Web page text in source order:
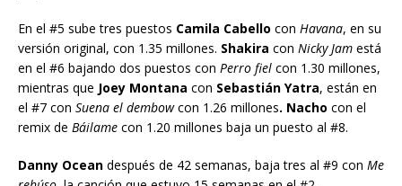
En el #5 sube tres puestos Camila Cabello con Havana, en su
versión original, con 1.35 millones. Shakira con Nicky Jam está
en el #6 bajando dos puestos con Perro fiel con 1.30 millones,
mientras que Joey Montana con Sebastián Yatra, están en
el #7 con Suena el dembowcon 1.26 millones. Nacho con el
remix de Báilame con 1.20 millones baja un puesto al #8.
Danny Ocean después de 42 semanas, baja tres al #9 con Me